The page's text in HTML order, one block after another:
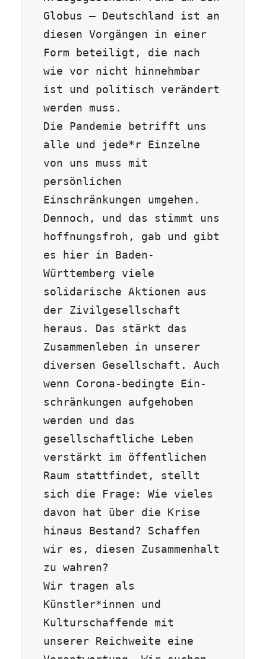
Globus – Deutschland ist an
diesen Vorgängen in einer
Form beteiligt, die nach
wie vor nicht hinnehmbar
ist und politisch verändert
werden muss.
Die Pandemie betrifft uns
alle und jede*r Einzelne
von uns muss mit
persönlichen
Einschränkungen umgehen.
Dennoch, und das stimmt uns
hoffnungsfroh, gab und gibt
es hier in Baden-
Württemberg viele
solidarische Aktionen aus
der Zivilgesellschaft
heraus. Das stärkt das
Zusammenleben in unserer
diversen Gesellschaft. Auch
wenn Corona-bedingte Ein-
schränkungen aufgehoben
werden und das
gesellschaftliche Leben
verstärkt im öffentlichen
Raum stattfindet, stellt
sich die Frage: Wie vieles
davon hat über die Krise
hinaus Bestand? Schaffen
wir es, diesen Zusammenhalt
zu wahren?
Wir tragen als
Künstler*innen und
Kulturschaffende mit
unserer Reichweite eine